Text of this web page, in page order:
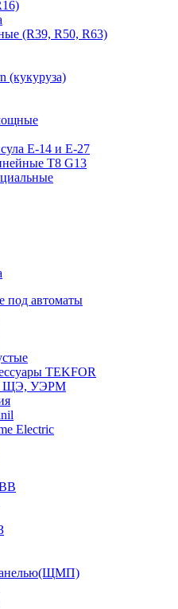
(R39, R50, R63)
(кукуруза)
Е-14 и Е-27
T8 G13
под автоматы
TEKFOR
ЩЭ, УЭРМ
Electric